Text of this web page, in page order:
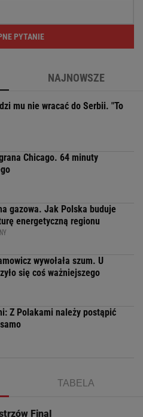
PYTANIE
NAJNOWSZE
mu nie wracać do Serbii. "To
Chicago. 64 minuty
gazowa. Jak Polska buduje
energetyczną regionu
wywołała szum. U
się coś ważniejszego
Z Polakami należy postąpić
TABELA
Final